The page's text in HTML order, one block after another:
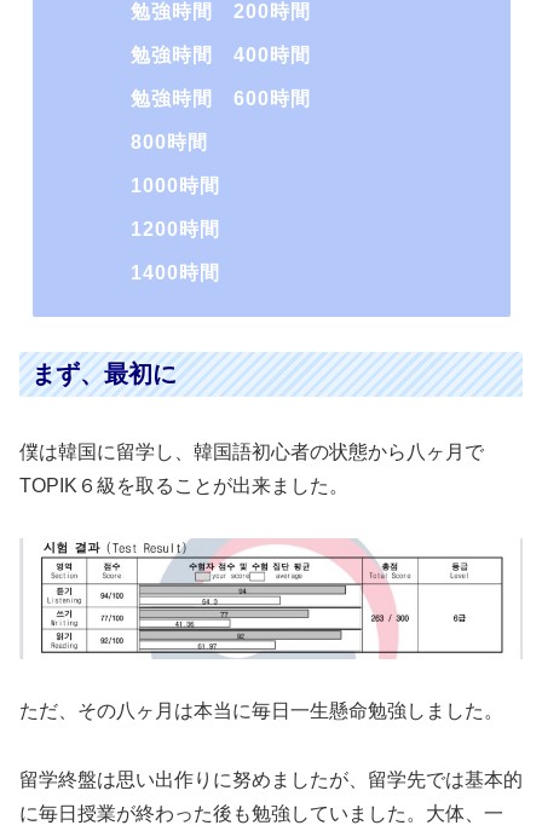
勉強時間 200時間
勉強時間 400時間
勉強時間 600時間
800時間
1000時間
1200時間
1400時間
まず、最初に
僕は韓国に留学し、韓国語初心者の状態から八ヶ月で
TOPIK６級を取ることが出来ました。
ただ、その八ヶ月は本当に毎日一生懸命勉強しました。
留学終盤は思い出作りに努めましたが、留学先では基本的
に毎日授業が終わった後も勉強していました。大体、一